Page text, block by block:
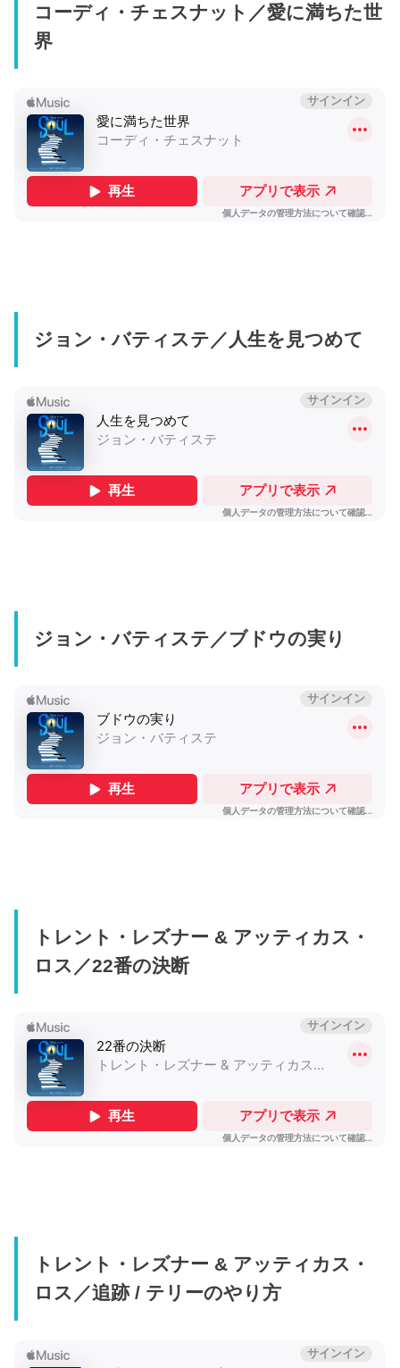
コーディ・チェスナット／愛に満ちた世
界
ジョン・バティステ／人生を見つめて
ジョン・バティステ／ブドウの実り
トレント・レズナー & アッティカス・
ロス／22番の決断
トレント・レズナー & アッティカス・
ロス／追跡 / テリーのやり方